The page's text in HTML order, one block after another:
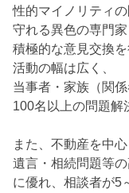
性的マイノリティ
守れる異色の専門
積極的な意見交換
活動の幅は広く、
当事者・家族（関
100名以上の問題解
また、不動産を中
遺言・相続問題等
に優れ、相談者が5